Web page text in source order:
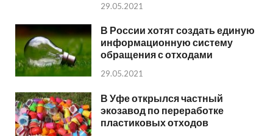
29.05.2021
В России хотят создать единую
информационную систему
обращения с отходами
29.05.2021
В Уфе открылся частный
экозавод по переработке
пластиковых отходов